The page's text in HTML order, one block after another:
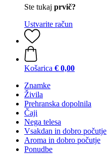
Ste tukaj prvič?
Ustvarite račun
Košarica € 0,00
Znamke
Živila
Prehranska dopolnila
Čaji
Nega telesa
Vsakdan in dobro počutje
Aroma in dobro počutje
Ponudbe